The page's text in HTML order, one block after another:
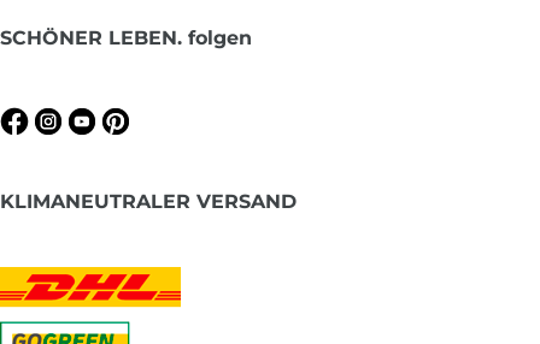
SCHÖNER LEBEN. folgen
KLIMANEUTRALER VERSAND